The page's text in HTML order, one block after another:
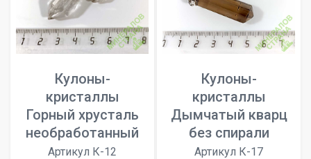
Кулоны-
кристаллы
Горный хрусталь
необработанный
Артикул К-12
Кулоны-
кристаллы
Дымчатый кварц
без спирали
Артикул К-17